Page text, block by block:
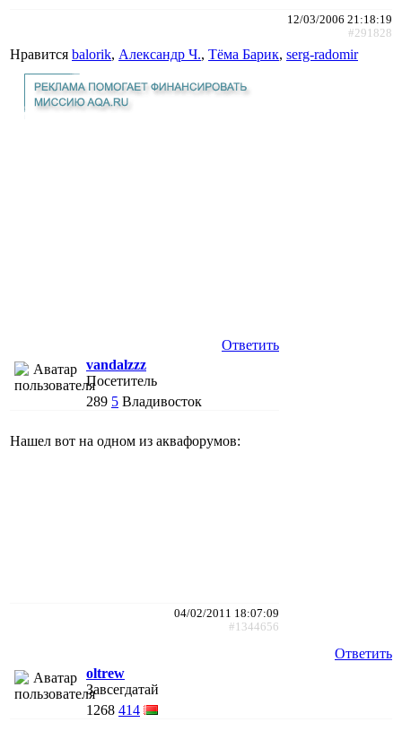
12/03/2006 21:18:19
#291828
Нравится balorik, Александр Ч., Тёма Барик, serg-radomir
Ответить
vandalzzz
Посетитель
289 5 Владивосток
Нашел вот на одном из аквафорумов:
04/02/2011 18:07:09
#1344656
Ответить
oltrew
Завсегдатай
1268 414